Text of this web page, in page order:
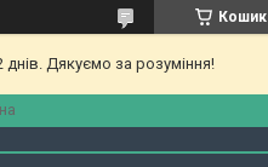
Кошик
Дякуємо за розуміння!